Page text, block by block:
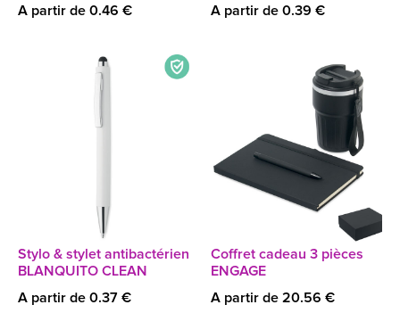
A partir de 0.46 €
A partir de 0.39 €
Stylo & stylet antibactérien
BLANQUITO CLEAN
A partir de 0.37 €
Coffret cadeau 3 pièces
ENGAGE
A partir de 20.56 €